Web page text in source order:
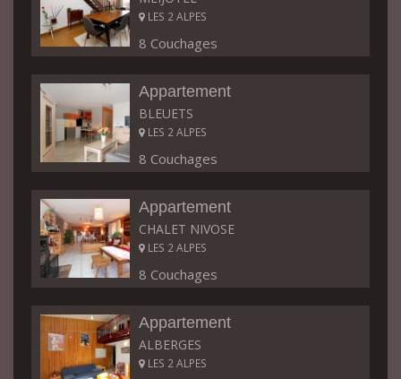
LES 2 ALPES
8 Couchages
Appartement
BLEUETS
LES 2 ALPES
8 Couchages
Appartement
CHALET NIVOSE
LES 2 ALPES
8 Couchages
Appartement
ALBERGES
LES 2 ALPES